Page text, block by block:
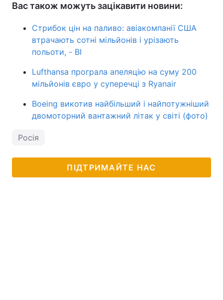
Вас також можуть зацікавити новини:
Стрибок цін на паливо: авіакомпанії США
втрачають сотні мільйонів і урізають
польоти, - BI
Lufthansa програла апеляцію на суму 200
мільйонів євро у суперечці з Ryanair
Boeing викотив найбільший і найпотужніший
двомоторний вантажний літак у світі (фото)
Росія
ПІДТРИМАЙТЕ НАС